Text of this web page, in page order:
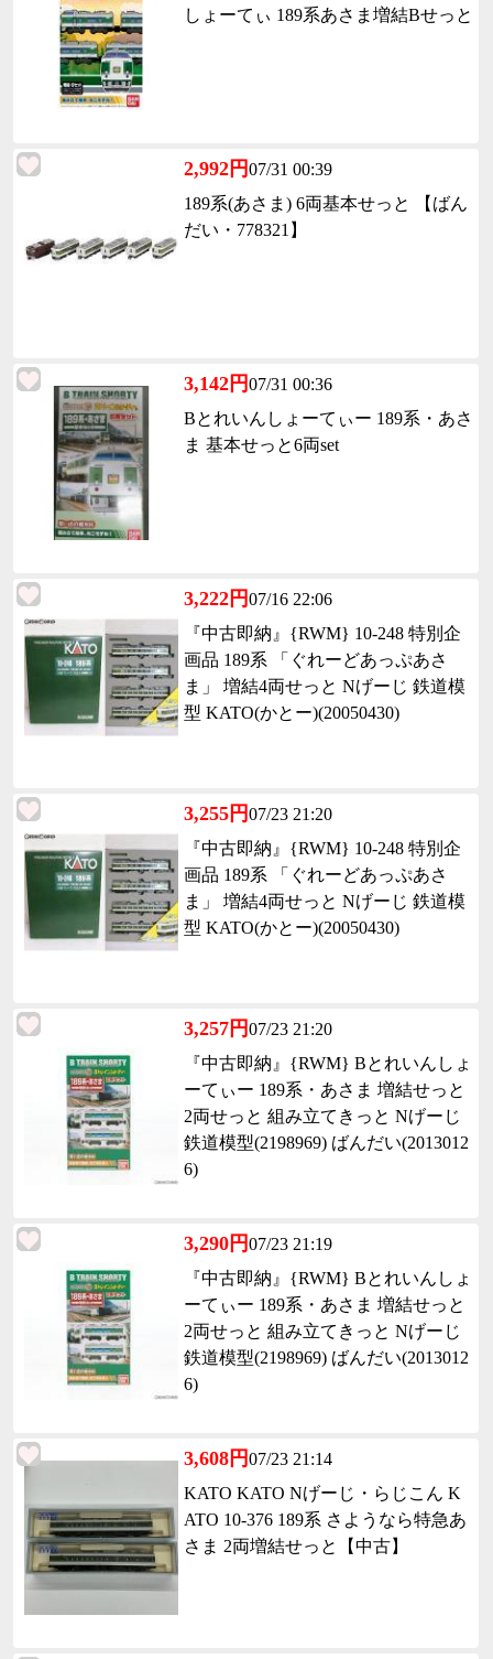
しょーてぃ 189系あさま増結Bせっと
2,992円07/31 00:39
189系(あさま) 6両基本せっと 【ばん
だい・778321】
3,142円07/31 00:36
Bとれいんしょーてぃー 189系・あさ
ま 基本せっと6両set
3,222円07/16 22:06
『中古即納』{RWM} 10-248 特別企
画品 189系 「ぐれーどあっぷあさ
ま」 増結4両せっと Nげーじ 鉄道模
型 KATO(かとー)(20050430)
3,255円07/23 21:20
『中古即納』{RWM} 10-248 特別企
画品 189系 「ぐれーどあっぷあさ
ま」 増結4両せっと Nげーじ 鉄道模
型 KATO(かとー)(20050430)
3,257円07/23 21:20
『中古即納』{RWM} Bとれいんしょ
ーてぃー 189系・あさま 増結せっと
2両せっと 組み立てきっと Nげーじ
鉄道模型(2198969) ばんだい(2013012
6)
3,290円07/23 21:19
『中古即納』{RWM} Bとれいんしょ
ーてぃー 189系・あさま 増結せっと
2両せっと 組み立てきっと Nげーじ
鉄道模型(2198969) ばんだい(2013012
6)
3,608円07/23 21:14
KATO KATO Nげーじ・らじこん K
ATO 10-376 189系 さようなら特急あ
さま 2両増結せっと【中古】